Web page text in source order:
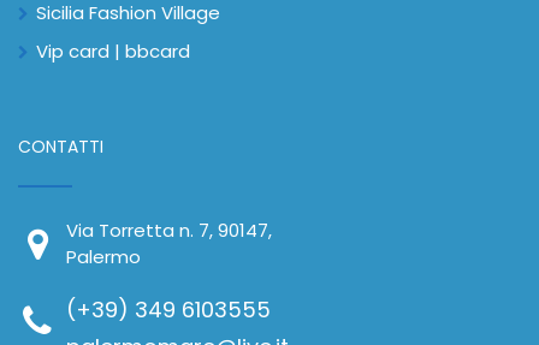
Sicilia Fashion Village
Vip card | bbcard
CONTATTI
Via Torretta n. 7, 90147,
Palermo
(+39) 349 6103555